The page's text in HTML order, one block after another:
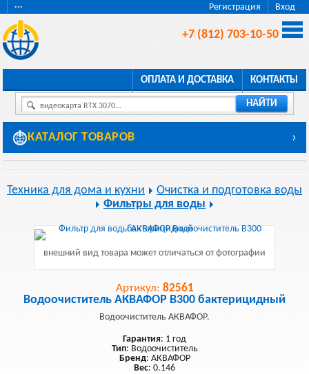
Регистрация Вход
···
+7 (812) 703-10-50
ОПЛАТА И ДОСТАВКА КОНТАКТЫ
видеокарта RTX 3070... НАЙТИ
КАТАЛОГ ТОВАРОВ ›
Техника для дома и кухни
Очистка и подготовка воды
Фильтры для воды
внешний вид товара может отличаться от фотографии
Артикул: 82561
Водоочиститель АКВАФОР B300 бактерицидный
Водоочиститель АКВАФОР.
Гарантия: 1 год
Тип: Водоочиститель
Бренд: АКВАФОР
Вес: 0.146